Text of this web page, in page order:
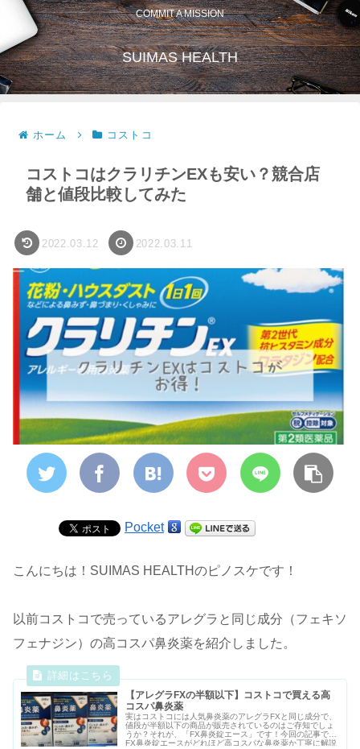
COMMIT A MISSION
SUIMAS HEALTH
ホーム コストコ
コストコはクラリチンEXも安い？競合店
舗と値段比較してみた
2022.03.12 2022.03.11
Pocket
こんにちは！SUIMAS HEALTHのピノスケです！
以前コストコで売っているアレグラと同じ成分（フェキソ
フェナジン）の高コスパ鼻炎薬を紹介しました。
【アレグラFXの半額以下】コストコで買える高
コスパ鼻炎薬
実はコストコには人気鼻炎薬のアレグラFXと同じ成分で、
値段が半額以下の商品が販売されているのはご存知でしょ
うか？それが、「FX鼻炎錠エース」です！今回の記事では
FX鼻炎錠エースがどれほど高コスパな鼻炎薬か丁寧に解説